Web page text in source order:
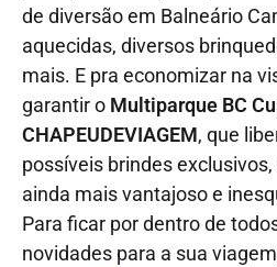
de diversão em Balneário
aquecidas, diversos
mais. E pra economizar na
garantir o Multiparque BC
CHAPEUDEVIAGEM, que
possíveis brindes
ainda mais vantajoso e
Para ficar por dentro de
novidades para a sua